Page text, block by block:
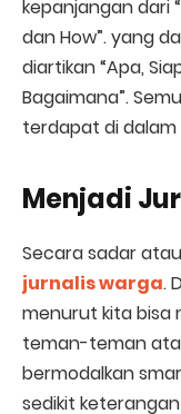
kepanjangan dari
dan How”. yang
diartikan “Apa,
Bagaimana”.
terdapat di
Menjadi
Secara sadar
jurnalis warga.
menurut kita bisa
teman-teman
bermodalkan
sedikit